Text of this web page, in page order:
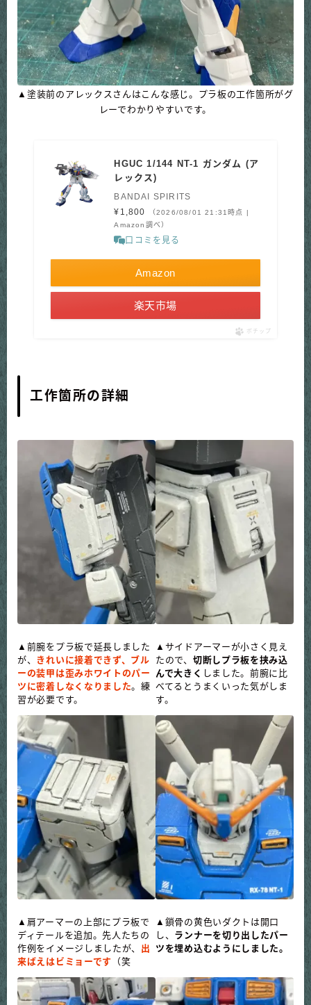
▲塗装前のアレックスさんはこんな感じ。プラ板の工作箇所がグ
レーでわかりやすいです。
HGUC 1/144 NT-1 ガンダム (ア
レックス)
BANDAI SPIRITS
¥1,800
（2026/08/01 21:31時点 |
Amazon調べ）
口コミを見る
Amazon
楽天市場
ポチップ
工作箇所の詳細
▲前腕をプラ板で延長しました
が、
きれいに接着できず、ブル
ーの装甲は歪みホワイトのパー
ツに密着しなくなりました。練
習が必要です。
▲サイドアーマーが小さく見え
たので、 切断しプラ板を挟み込
んで大きく しました。前腕に比
べてるとうまくいった気がしま
す。
▲肩アーマーの上部にプラ板で
ディテールを追加。先人たちの
作例をイメージしましたが、 出
来ばえはビミョーです （笑
▲鎖骨の黄色いダクトは開口
し、 ランナーを切り出したパー
ツを埋め込むようにしました。